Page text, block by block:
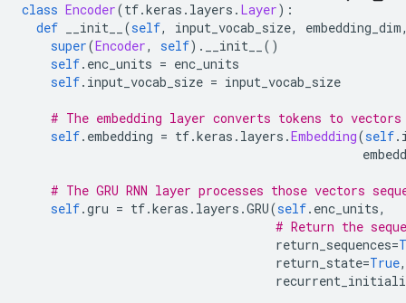
class Encoder(tf.keras . layers . Layer):
def __init__ (self, input_vocab_size, embedding_dim
super(Encoder, self). __init__
()
self. enc_units = enc_units
self. input_vocab_size = input_vocab_size
# The embedding layer converts tokens to vectors
self. embedding = tf.keras . layers .Embedding(self.
# The GRU RNN layer processes those vectors
self.gru = tf.keras . layers .GRU(self. enc_units,
# Return the
return_sequences=
return_state=True,